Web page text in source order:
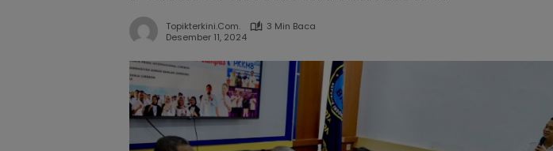
Topikterkini.com.
3 Min Baca
Desember 11, 2024